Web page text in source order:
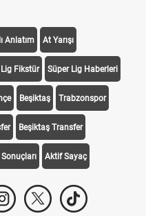
Anlatım At Yarışı
Fikstür Süper Lig Haberleri
Beşiktaş Trabzonspor
Beşiktaş Transfer
Aktif Sayaç